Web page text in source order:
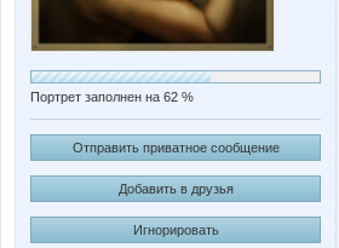
Портрет заполнен на 62 %
Отправить приватное сообщение
Добавить в друзья
Игнорировать